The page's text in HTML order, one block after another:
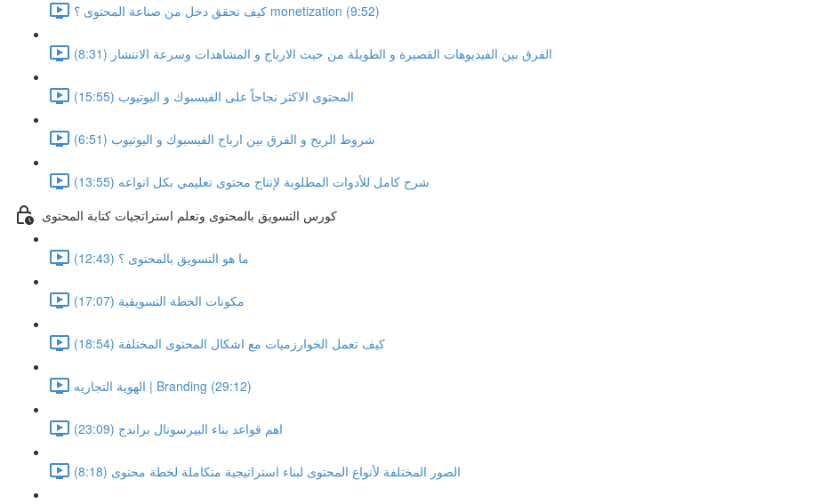
كيف تحقق دخل من صناعة المحتوى ؟ monetization (9:52)
الفرق بين الفيديوهات القصيرة و الطويلة من حيث الارباح و المشاهدات وسرعة الانتشار (8:31)
المحتوى الاكثر نجاحاً على الفيسبوك و اليوتيوب (15:55)
شروط الربح و الفرق بين ارباح الفيسبوك و اليوتيوب (6:51)
شرح كامل للأدوات المطلوبة لإنتاج محتوى تعليمي بكل انواعه (13:55)
كورس التسويق بالمحتوى وتعلم استراتجيات كتابة المحتوى
ما هو التسويق بالمحتوى ؟ (12:43)
مكونات الخطة التسويقية (17:07)
كيف تعمل الخوارزميات مع اشكال المحتوى المختلفة (18:54)
الهوية التجاريه | Branding (29:12)
اهم قواعد بناء البيرسونال براندج (23:09)
الصور المختلفة لأنواع المحتوى لبناء استراتيجية متكاملة لخطة محتوى (8:18)